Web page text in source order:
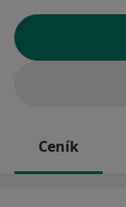
Ceník